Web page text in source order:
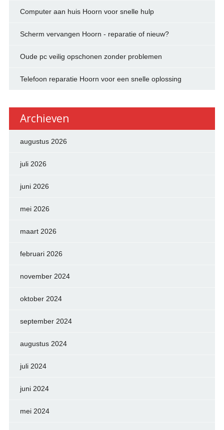
Computer aan huis Hoorn voor snelle hulp
Scherm vervangen Hoorn - reparatie of nieuw?
Oude pc veilig opschonen zonder problemen
Telefoon reparatie Hoorn voor een snelle oplossing
Archieven
augustus 2026
juli 2026
juni 2026
mei 2026
maart 2026
februari 2026
november 2024
oktober 2024
september 2024
augustus 2024
juli 2024
juni 2024
mei 2024